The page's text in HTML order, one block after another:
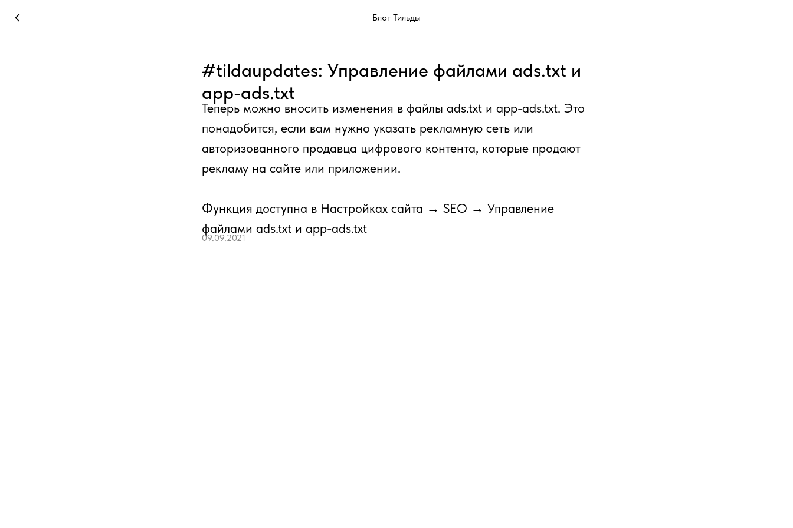
Блог Тильды
#tildaupdates: Управление файлами ads.txt и
app-ads.txt
Теперь можно вносить изменения в файлы ads.txt и app-ads.txt. Это
понадобится, если вам нужно указать рекламную сеть или
авторизованного продавца цифрового контента, которые продают
рекламу на сайте или приложении.
Функция доступна в Настройках сайта → SEO → Управление
файлами ads.txt и app-ads.txt
09.09.2021